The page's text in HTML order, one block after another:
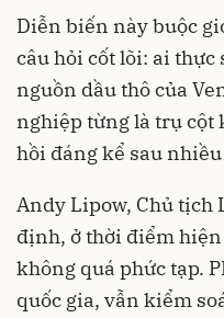
Diễn biến này buộc
câu hỏi cốt lõi: ai
nguồn dầu thô của
nghiệp từng là trụ cột
hồi đáng kể sau
Andy Lipow, Chủ tịch
định, ở thời điểm
không quá phức tạp.
quốc gia, vẫn kiểm